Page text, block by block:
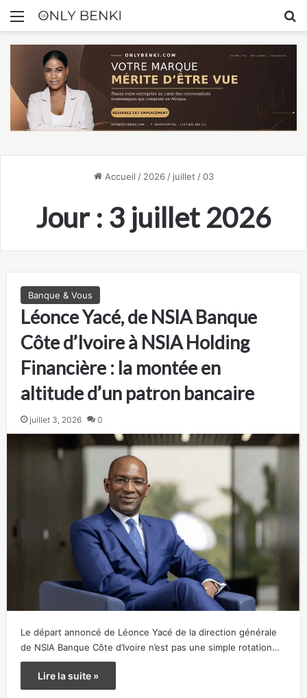
Menu
Accueil / 2026 / juillet / 03
Jour : 3 juillet 2026
Banque & Vous
Léonce Yacé, de NSIA Banque
Côte d’Ivoire à NSIA Holding
Financière : la montée en
altitude d’un patron bancaire
juillet 3, 2026 0
Le départ annoncé de Léonce Yacé de la direction générale
de NSIA Banque Côte d’Ivoire n’est pas une simple rotation…
Lire la suite »